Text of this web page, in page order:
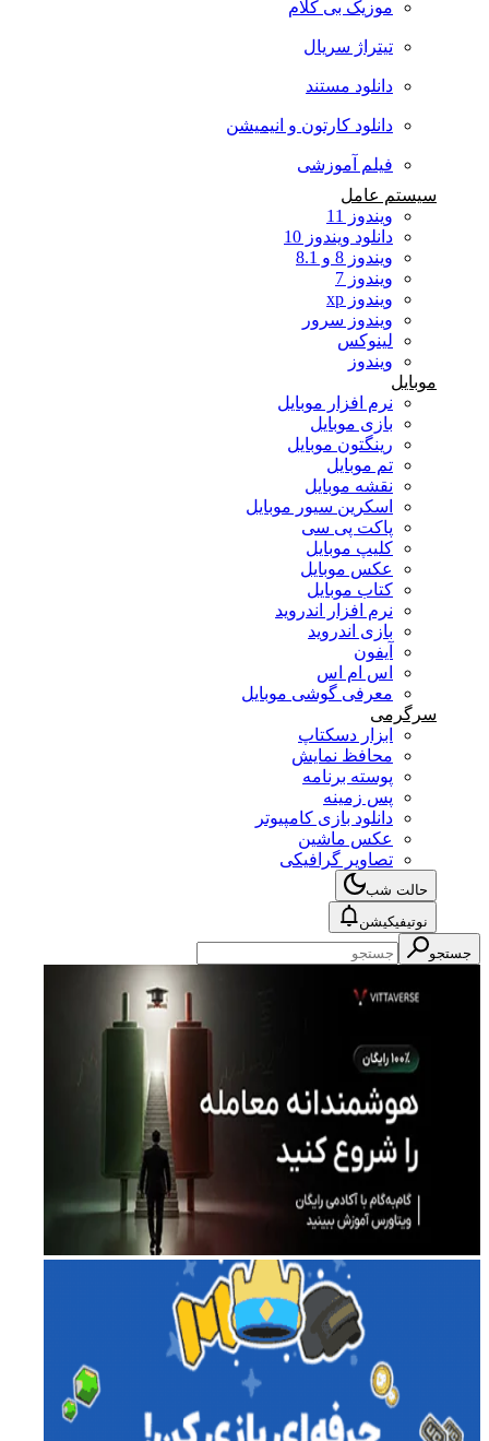
موزیک بی کلام
تیتراژ سریال
دانلود مستند
دانلود کارتون و انیمیشن
فیلم آموزشی
سیستم عامل
ویندوز 11
دانلود ویندوز 10
ویندوز 8 و 8.1
ویندوز 7
ویندوز xp
ویندوز سرور
لینوکس
ویندوز
موبایل
نرم افزار موبایل
بازی موبایل
رینگتون موبایل
تم موبایل
نقشه موبایل
اسکرین سیور موبایل
پاکت پی سی
کلیپ موبایل
عکس موبایل
کتاب موبایل
نرم افزار اندروید
بازی اندروید
آیفون
اس ام اس
معرفی گوشی موبایل
سرگرمی
ابزار دسکتاپ
محافظ نمایش
پوسته برنامه
پس زمینه
دانلود بازی کامپیوتر
عکس ماشین
تصاویر گرافیکی
حالت شب
نوتیفیکیشن
جستجو